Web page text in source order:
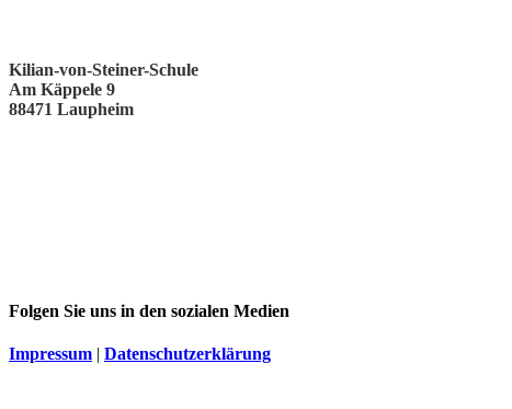
Kilian-von-Steiner-Schule
Am Käppele 9
88471 Laupheim
Folgen Sie uns in den sozialen Medien
Impressum | Datenschutzerklärung